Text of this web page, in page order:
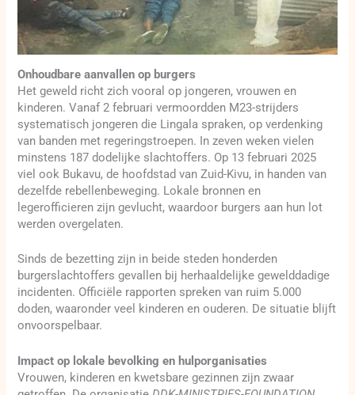
Onhoudbare aanvallen op burgers
Het geweld richt zich vooral op jongeren, vrouwen en
kinderen. Vanaf 2 februari vermoordden M23-strijders
systematisch jongeren die Lingala spraken, op verdenking
van banden met regeringstroepen. In zeven weken vielen
minstens 187 dodelijke slachtoffers. Op 13 februari 2025
viel ook Bukavu, de hoofdstad van Zuid-Kivu, in handen van
dezelfde rebellenbeweging. Lokale bronnen en
legerofficieren zijn gevlucht, waardoor burgers aan hun lot
werden overgelaten.
Sinds de bezetting zijn in beide steden honderden
burgerslachtoffers gevallen bij herhaaldelijke gewelddadige
incidenten. Officiële rapporten spreken van ruim 5.000
doden, waaronder veel kinderen en ouderen. De situatie blijft
onvoorspelbaar.
Impact op lokale bevolking en hulporganisaties
Vrouwen, kinderen en kwetsbare gezinnen zijn zwaar